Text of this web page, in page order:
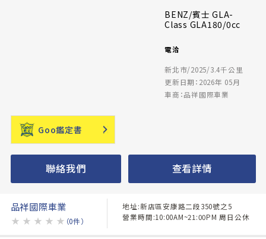
BENZ/賓士 GLA-
Class GLA180/0cc
電洽
新北市/2025/3.4千公里
更新日期：2026年 05月
車商：品祥國際車業
Goo鑑定書
聯絡我們 查看詳情
品祥國際車業
★ ★ ★ ★ ★ （0件）
地址:新店區安康路二段350號之5
營業時間:10:00AM~21:00PM 周日公休